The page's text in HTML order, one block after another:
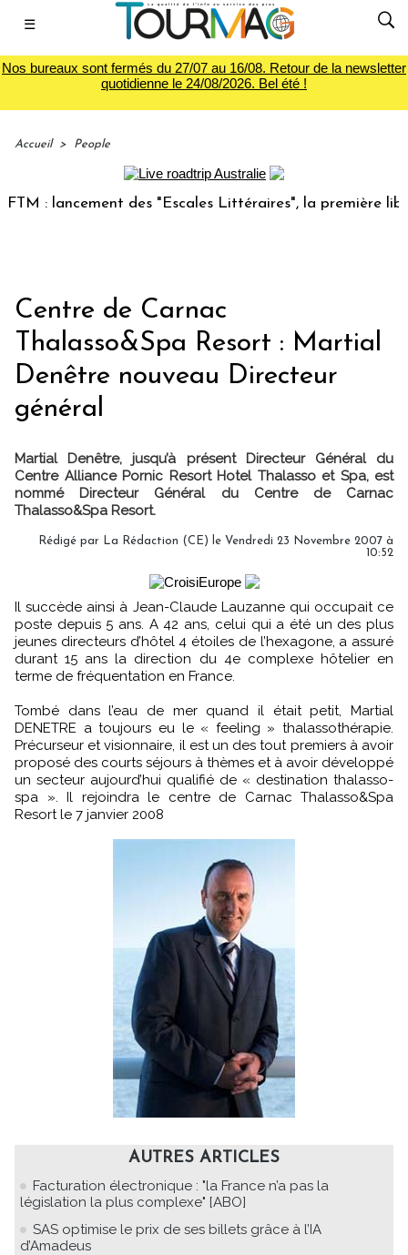
☰
Nos bureaux sont fermés du 27/07 au 16/08. Retour de la newsletter
quotidienne le 24/08/2026. Bel été !
Accueil > People
: lancement des "Escales Littéraires", la première
Centre de Carnac
Thalasso&Spa Resort : Martial
Denêtre nouveau Directeur
général
Martial Denêtre, jusqu’à présent Directeur Général du
Centre Alliance Pornic Resort Hotel Thalasso et Spa, est
nommé Directeur Général du Centre de Carnac
Thalasso&Spa Resort.
Rédigé par La Rédaction (CE) le Vendredi 23 Novembre 2007 à
10:52
Il succède ainsi à Jean-Claude Lauzanne qui occupait ce
poste depuis 5 ans. A 42 ans, celui qui a été un des plus
jeunes directeurs d’hôtel 4 étoiles de l’hexagone, a assuré
durant 15 ans la direction du 4e complexe hôtelier en
terme de fréquentation en France.
Tombé dans l’eau de mer quand il était petit, Martial
DENETRE a toujours eu le « feeling » thalassothérapie.
Précurseur et visionnaire, il est un des tout premiers à avoir
proposé des courts séjours à thèmes et à avoir développé
un secteur aujourd’hui qualifié de « destination thalasso-
spa ». Il rejoindra le centre de Carnac Thalasso&Spa
Resort le 7 janvier 2008
AUTRES ARTICLES
Facturation électronique : "la France n’a pas la
législation la plus complexe" [ABO]
SAS optimise le prix de ses billets grâce à l’IA
d’Amadeus